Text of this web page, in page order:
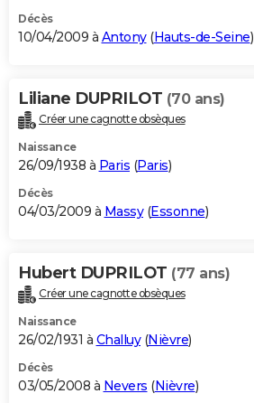
Décès
10/04/2009 à Antony(Hauts-de-Seine)
Liliane DUPRILOT (70 ans)
Créer une cagnotte obsèques
Naissance
26/09/1938 à Paris (Paris)
Décès
04/03/2009 à Massy(Essonne)
Hubert DUPRILOT (77 ans)
Créer une cagnotte obsèques
Naissance
26/02/1931 à Challuy(Nièvre)
Décès
03/05/2008 à Nevers (Nièvre)